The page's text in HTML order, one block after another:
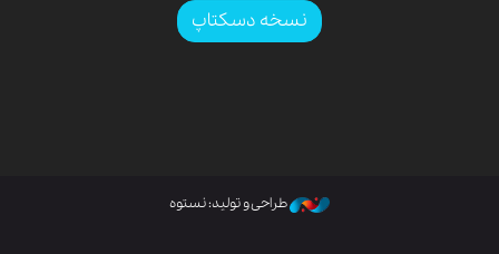
نسخه دسکتاپ
طراحی و تولید: نستوه